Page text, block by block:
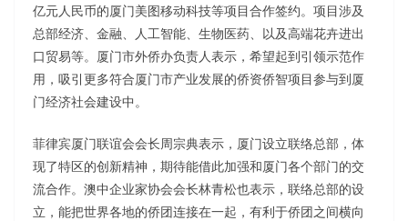
亿元人民币的厦门美图移动科技等项目合作签约。项目涉及
总部经济、金融、人工智能、生物医药、以及高端花卉进出
口贸易等。厦门市外侨办负责人表示，希望起到引领示范作
用，吸引更多符合厦门市产业发展的侨资侨智项目参与到厦
门经济社会建设中。
菲律宾厦门联谊会会长周宗典表示，厦门设立联络总部，体
现了特区的创新精神，期待能借此加强和厦门各个部门的交
流合作。澳中企业家协会会长林青松也表示，联络总部的设
立，能把世界各地的侨团连接在一起，有利于侨团之间横向